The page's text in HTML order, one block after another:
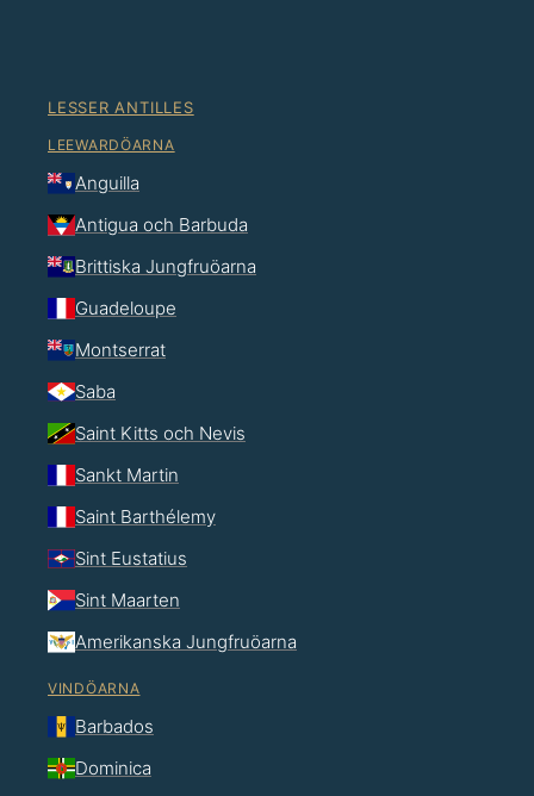
LESSER ANTILLES
LEEWARDÖARNA
Anguilla
Antigua och Barbuda
Brittiska Jungfruöarna
Guadeloupe
Montserrat
Saba
Saint Kitts och Nevis
Sankt Martin
Saint Barthélemy
Sint Eustatius
Sint Maarten
Amerikanska Jungfruöarna
VINDÖARNA
Barbados
Dominica